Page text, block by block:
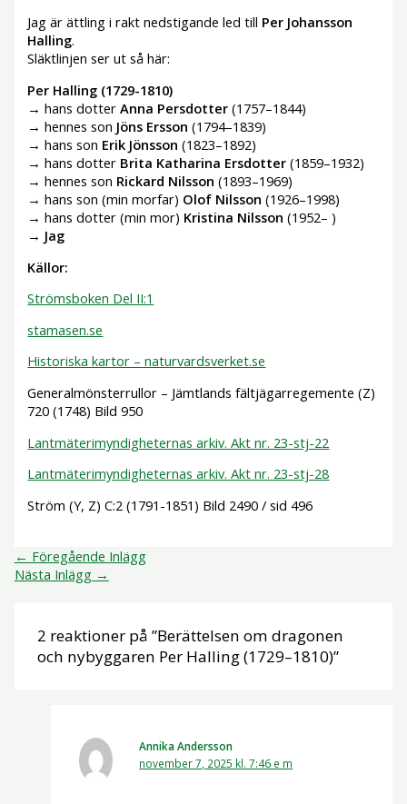
Jag är ättling i rakt nedstigande led till Per Johansson
Halling.
Släktlinjen ser ut så här:
Per Halling (1729-1810)
→ hans dotterAnna Persdotter (1757–1844)
→ hennes son Jöns Ersson (1794–1839)
→ hans son Erik Jönsson (1823–1892)
→ hans dotter Brita Katharina Ersdotter (1859–1932)
→ hennes son Rickard Nilsson (1893–1969)
→ hans son (min morfar) Olof Nilsson (1926–1998)
→ hans dotter (min mor) Kristina Nilsson (1952– )
→ Jag
Källor:
Strömsboken Del II:1
stamasen.se
Historiska kartor – naturvardsverket.se
Generalmönsterrullor – Jämtlands fältjägarregemente (Z)
720 (1748) Bild 950
Lantmäterimyndigheternas arkiv. Akt nr. 23-stj-22
Lantmäterimyndigheternas arkiv. Akt nr. 23-stj-28
Ström (Y, Z) C:2 (1791-1851) Bild 2490 / sid 496
← Föregående Inlägg
Nästa Inlägg →
2 reaktioner på ”Berättelsen om dragonen
och nybyggaren Per Halling (1729–1810)”
Annika Andersson
november 7, 2025 kl. 7:46 e m